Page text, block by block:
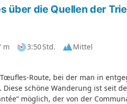
über die Quellen der Trie
m 3:50 Std.
Mittel
Route, bei der man in
Diese schöne Wanderung ist seit
möglich, der von der